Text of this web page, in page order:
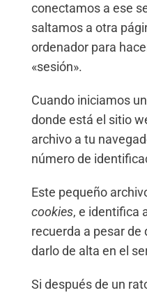
conectamos a ese
saltamos a otra
ordenador para
«sesión».
Cuando iniciamos
donde está el sitio
archivo a tu
número de
Este pequeño
cookies, e identifica
recuerda a pesar de
darlo de alta en el
Si después de un